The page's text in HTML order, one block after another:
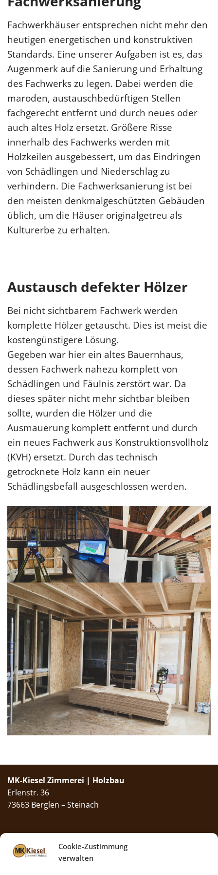
Cookie-Zustimmung
verwalten
Fachwerkhäuser entsprechen nicht mehr den
heutigen energetischen und konstruktiven
Standards. Eine unserer Aufgaben ist es, das
Augenmerk auf die Sanierung und Erhaltung
des Fachwerks zu legen. Dabei werden die
maroden, austauschbedürftigen Stellen
fachgerecht entfernt und durch neues oder
auch altes Holz ersetzt. Größere Risse
innerhalb des Fachwerks werden mit
Holzkeilen ausgebessert, um das Eindringen
von Schädlingen und Niederschlag zu
verhindern. Die Fachwerksanierung ist bei
den meisten denkmalgeschützten Gebäuden
üblich, um die Häuser originalgetreu als
Kulturerbe zu erhalten.
Austausch defekter Hölzer
Bei nicht sichtbarem Fachwerk werden
komplette Hölzer getauscht. Dies ist meist die
kostengünstigere Lösung.
Gegeben war hier ein altes Bauernhaus,
dessen Fachwerk nahezu komplett von
Schädlingen und Fäulnis zerstört war. Da
dieses später nicht mehr sichtbar bleiben
sollte, wurden die Hölzer und die
Ausmauerung komplett entfernt und durch
ein neues Fachwerk aus Konstruktionsvollholz
(KVH) ersetzt. Durch das technisch
getrocknete Holz kann ein neuer
Schädlingsbefall ausgeschlossen werden.
MK-Kiesel Zimmerei | Holzbau
Erlenstr. 36
73663 Berglen – Steinach
Bürozeiten: Mo.–Fr. 8–13 Uhr
Kontakt